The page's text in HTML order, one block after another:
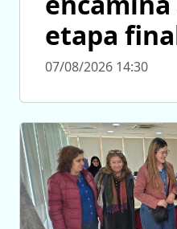
etapa
07/08/2026 14:30